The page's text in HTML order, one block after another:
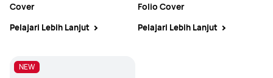
Cover
Pelajari Lebih Lanjut
Folio Cover
Pelajari Lebih Lanjut
NEW